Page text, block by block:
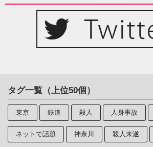
タグ一覧（上位50個）
東京 鉄道 殺人 人身事故
ネットで話題 神奈川 殺人未遂